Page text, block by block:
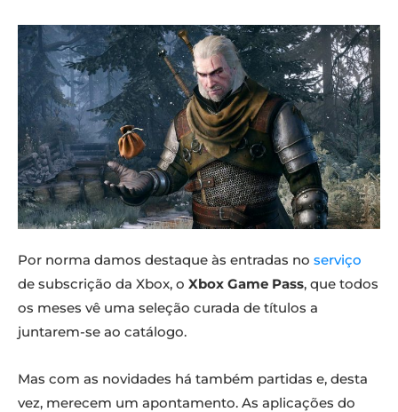
Por norma damos destaque às entradas no serviço
de subscrição da Xbox, o Xbox Game Pass, que todos
os meses vê uma seleção curada de títulos a
juntarem-se ao catálogo.
Mas com as novidades há também partidas e, desta
vez, merecem um apontamento. As aplicações do